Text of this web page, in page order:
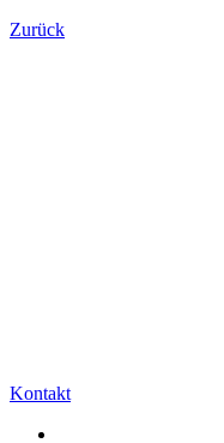
Zurück
Kontakt